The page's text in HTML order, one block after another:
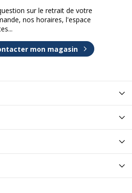
sur le retrait de votre
nos horaires, l'espace
mon magasin